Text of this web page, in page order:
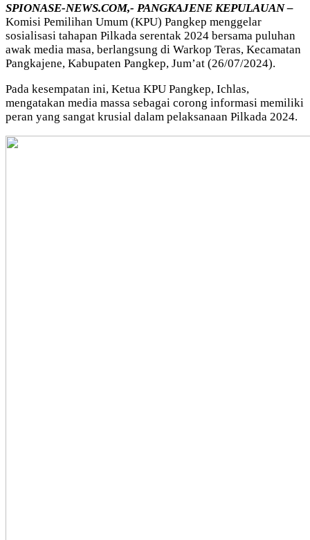
SPIONASE-NEWS.COM,- PANGKAJENE KEPULAUAN –
Komisi Pemilihan Umum (KPU) Pangkep menggelar
sosialisasi tahapan Pilkada serentak 2024 bersama puluhan
awak media masa, berlangsung di Warkop Teras, Kecamatan
Pangkajene, Kabupaten Pangkep, Jum’at (26/07/2024).
Pada kesempatan ini, Ketua KPU Pangkep, Ichlas,
mengatakan media massa sebagai corong informasi memiliki
peran yang sangat krusial dalam pelaksanaan Pilkada 2024.